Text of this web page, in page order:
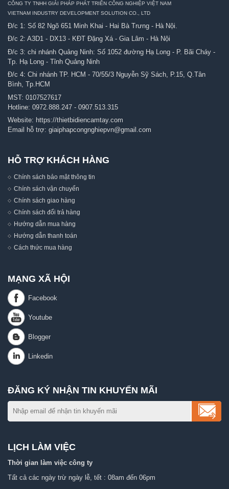
CÔNG TY TNHH GIẢI PHÁP PHÁT TRIỂN CÔNG NGHIỆP VIỆT NAM
VIETNAM INDUSTRY DEVELOPMENT SOLUTION CO., LTD
Đ/c 1: Số 82 Ngõ 651 Minh Khai - Hai Bà Trưng - Hà Nội.
Đ/c 2: A3D1 - DX13 - KĐT Đặng Xá - Gia Lâm - Hà Nội
Đ/c 3: chi nhánh Quảng Ninh: Số 1052 đường Hạ Long - P. Bãi Cháy -
Tp. Hạ Long - Tỉnh Quảng Ninh
Đ/c 4: Chi nhánh TP. HCM - 70/55/3 Nguyễn Sỹ Sách, P.15, Q.Tân
Bình, Tp.HCM
MST: 0107527617
Hotline: 0972.888.247 - 0907.513.315
Website: https://thietbidiencamtay.com
Email hỗ trợ: giaiphapcongnghiepvn@gmail.com
HỖ TRỢ KHÁCH HÀNG
Chính sách bảo mật thông tin
Chính sách vận chuyển
Chính sách giao hàng
Chính sách đổi trả hàng
Hướng dẫn mua hàng
Hướng dẫn thanh toán
Cách thức mua hàng
MẠNG XÃ HỘI
ĐĂNG KÝ NHẬN TIN KHUYẾN MÃI
LỊCH LÀM VIỆC
Thời gian làm việc công ty
Tất cả các ngày trừ ngày lễ, tết : 08am đến 06pm